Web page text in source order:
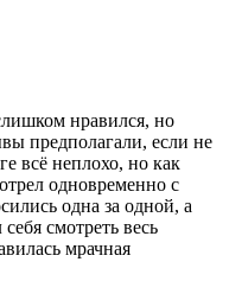
нравился, но
предполагали, если не
всё неплохо, но как
одновременно с
одна за одной, а
смотреть весь
мрачная